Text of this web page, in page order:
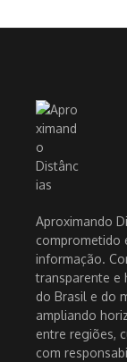
Aproximando
comprometido
informação.
transparente e
do Brasil e do
ampliando
entre regiões,
com